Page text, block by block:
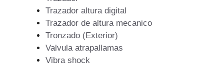
Trazador altura digital
Trazador de altura mecanico
Tronzado (Exterior)
Valvula atrapallamas
Vibra shock